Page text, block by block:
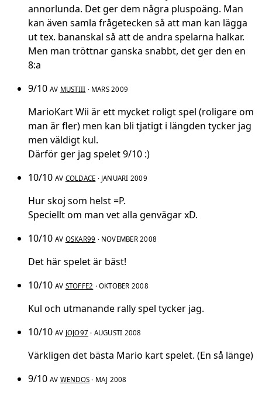
annorlunda. Det ger dem några pluspoäng. Man
kan även samla frågetecken så att man kan lägga
ut tex. bananskal så att de andra spelarna halkar.
Men man tröttnar ganska snabbt, det ger den en
8:a
9/10 AV MUSTIII · MARS 2009
MarioKart Wii är ett mycket roligt spel (roligare om
man är fler) men kan bli tjatigt i längden tycker jag
men väldigt kul.
Därför ger jag spelet 9/10 :)
10/10 AV COLDACE · JANUARI 2009
Hur skoj som helst =P.
Speciellt om man vet alla genvägar xD.
10/10 AV OSKAR99 · NOVEMBER 2008
Det här spelet är bäst!
10/10 AV STOFFE2 · OKTOBER 2008
Kul och utmanande rally spel tycker jag.
10/10 AV JOJO97 · AUGUSTI 2008
Värkligen det bästa Mario kart spelet. (En så länge)
9/10 AV WENDOS · MAJ 2008